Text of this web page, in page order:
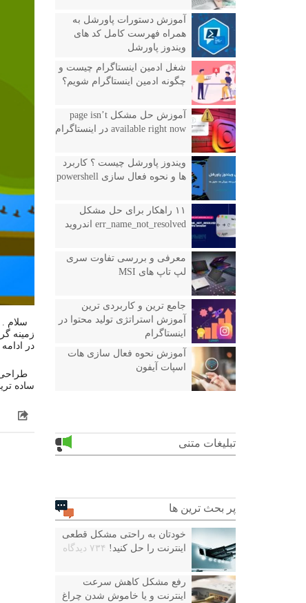
سلام
زمینه
در ادامه
طراحی
ساده
آموزش دستورات پاورشل به
همراه فهرست کامل کد های
ویندوز پاورشل
شغل ادمین اینستاگرام چیست و
چگونه ادمین اینستاگرام شویم؟
آموزش حل مشکل page isn’t
available right now در اینستاگرام
ویندوز پاورشل چیست ؟ کاربرد
ها و نحوه فعال سازی powershell
۱۱ راهکار برای حل مشکل
err_name_not_resolved اندروید
معرفی و بررسی تفاوت سری
لپ تاپ های MSI
جامع ترین و کاربردی ترین
آموزش استراتژی تولید محتوا در
اینستاگرام
آموزش نحوه فعال سازی هات
اسپات آیفون
تبلیغات متنی
پر بحث ترین ها
خودتان به راحتی مشکل قطعی
اینترنت را حل کنید! ۷۳۴ دیدگاه
رفع مشکل کاهش سرعت
اینترنت و یا خاموش شدن چراغ